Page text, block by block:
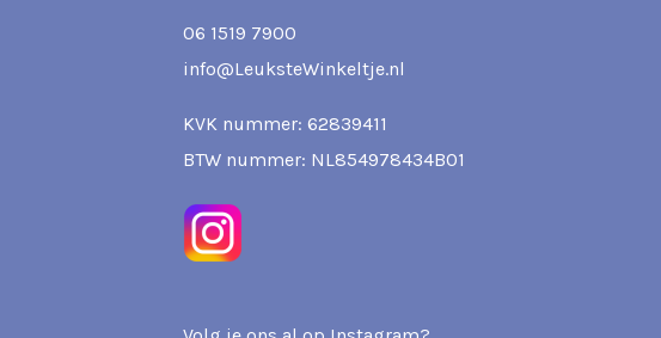
06 1519 7900
info@LeuksteWinkeltje.nl
KVK nummer: 62839411
BTW nummer: NL854978434B01